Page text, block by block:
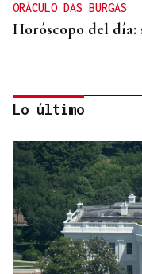
ORÁCULO DAS BURGAS
Horóscopo del día:
SEGURIDAD INFANTIL
Lo último